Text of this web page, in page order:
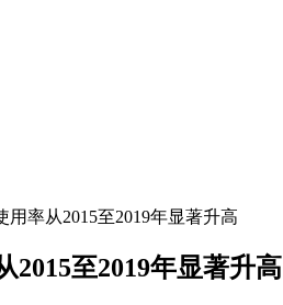
率从2015至2019年显著升高
2015至2019年显著升高